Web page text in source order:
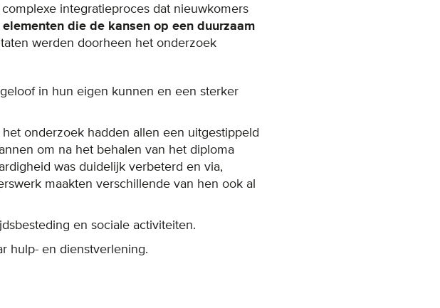
integratieproces dat nieuwkomers
elementen die de kansen op een duurzaam
werden doorheen het onderzoek
in hun eigen kunnen en een sterker
onderzoek hadden allen een uitgestippeld
om na het behalen van het diploma
was duidelijk verbeterd en via,
maakten verschillende van hen ook al
en sociale activiteiten.
hulp- en dienstverlening.